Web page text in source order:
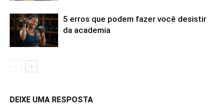
5 erros que podem fazer você desistir
da academia
DEIXE UMA RESPOSTA